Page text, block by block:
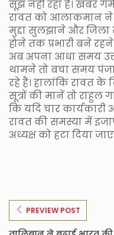
सूझ नहीं रहा है। खबर
रावत को आलाकमान ने
मुद्दा सुलझाने और
होने तक प्रभारी बने
अब अपना आधा समय
थामने तो बचा समय
रहे हैं। हालांकि रावत के
सूत्रों की मानें तो राहुल
कि यदि चार
रावत की समस्या में
अध्यक्ष को हटा दिया
PREVIEW POST